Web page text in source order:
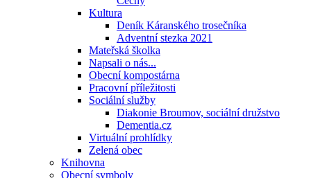
Kultura
Deník Káranského trosečníka
Adventní stezka 2021
Mateřská školka
Napsali o nás...
Obecní kompostárna
Pracovní příležitosti
Sociální služby
Diakonie Broumov, sociální družstvo
Dementia.cz
Virtuální prohlídky
Zelená obec
Knihovna
Obecní symboly